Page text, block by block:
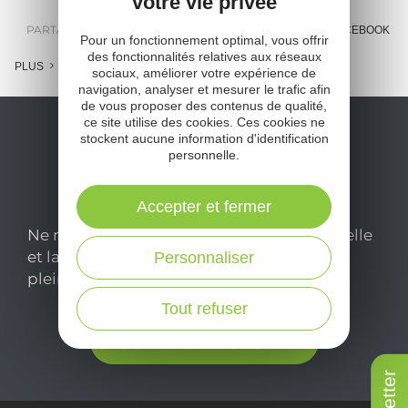
PARTAGER : FACEBOOK
PLUS
Ne manquez pas notre newsletter mensuelle
et laissez-vous inspirer pour profiter
pleinement de votre séjour en Aveyron.
Pour un fonctionnement optimal, vous offrir
des fonctionnalités relatives aux réseaux
sociaux, améliorer votre expérience de
navigation, analyser et mesurer le trafic afin
de vous proposer des contenus de qualité,
ce site utilise des cookies. Ces cookies ne
stockent aucune information d'identification
personnelle.
Tout refuser
Personnaliser
Accepter et fermer